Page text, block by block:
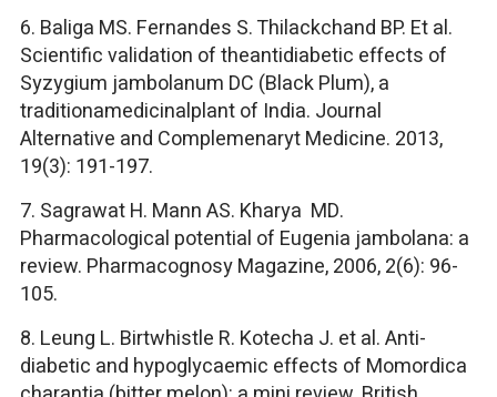
6. Baliga MS. Fernandes S. Thilackchand BP. Et al.
Scientific validation of theantidiabetic effects of
Syzygium jambolanum DC (Black Plum), a
traditionamedicinalplant of India. Journal
Alternative and Complemenaryt Medicine. 2013,
19(3): 191-197.
7. Sagrawat H. Mann AS. Kharya MD.
Pharmacological potential of Eugenia jambolana: a
review. Pharmacognosy Magazine, 2006, 2(6): 96-
105.
8. Leung L. Birtwhistle R. Kotecha J. et al. Anti-
diabetic and hypoglycaemic effects of Momordica